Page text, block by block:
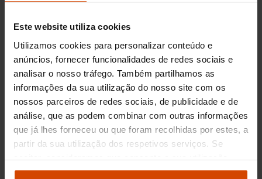
Este website utiliza cookies
Utilizamos cookies para personalizar conteúdo e
anúncios, fornecer funcionalidades de redes sociais e
analisar o nosso tráfego. Também partilhamos as
informações da sua utilização do nosso site com os
nossos parceiros de redes sociais, de publicidade e de
análise, que as podem combinar com outras informações
que já lhes forneceu ou que foram recolhidas por estes, a
partir da sua utilização dos respetivos serviços. Se
aceitar, consideramos que consente a sua utilização.
Pode modificar as suas opções de consentimento e
espaçoso e confiável.
Outras opções
semelhantes ao Citroën
Spacetourer
Para quem considera o Citroën Spacetourer,
existem algumas alternativas interessantes no
mercado que podem igualmente satisfazer as
necessidades de espaço e conforto. Estas